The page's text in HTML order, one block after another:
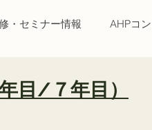
・セミナー情報 AHPコ
目/７年目）